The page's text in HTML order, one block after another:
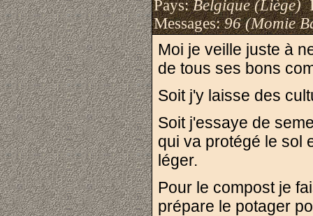
Pays:Belgique (Liège)
Messages:96 (Momie
Moi je veille juste à
de tous ses bons
Soit j'y laisse des
Soit j'essaye de
qui va protégé le sol
léger.
Pour le compost je
prépare le potager